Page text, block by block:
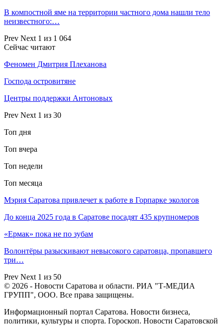
В компостной яме на территории частного дома нашли тело
неизвестного:…
Prev Next 1 из 1 064
Сейчас читают
Феномен Дмитрия Плеханова
Господа островитяне
Центры поддержки Антоновых
Prev Next 1 из 30
Топ дня
Топ вчера
Топ недели
Топ месяца
Мэрия Саратова привлечет к работе в Горпарке экологов
До конца 2025 года в Саратове посадят 435 крупномеров
«Ермак» пока не по зубам
Волонтёры разыскивают невысокого саратовца, пропавшего
три…
Prev Next 1 из 50
© 2026 - Новости Саратова и области. РИА "Т-МЕДИА
ГРУПП", ООО. Все права защищены.
Информационный портал Саратова. Новости бизнеса,
политики, культуры и спорта. Гороскоп. Новости Саратовской